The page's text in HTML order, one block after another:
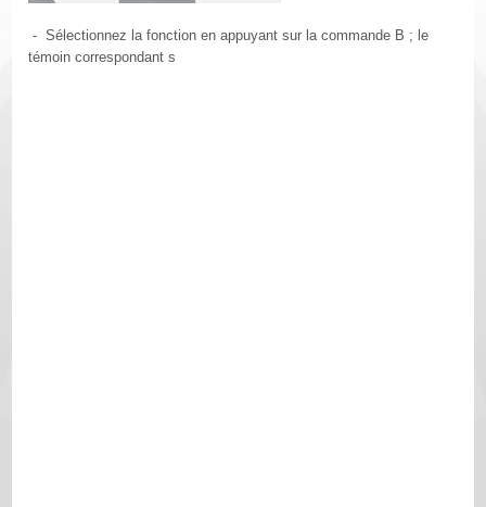
- Sélectionnez la fonction en appuyant sur la commande B ; le
témoin correspondant s